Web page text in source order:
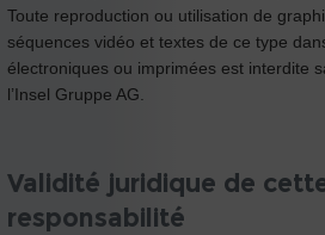
Toute reproduction ou utilisation de
séquences vidéo et textes de ce type
électroniques ou imprimées est interdite
l’Insel Gruppe AG.
Validité juridique de
responsabilité